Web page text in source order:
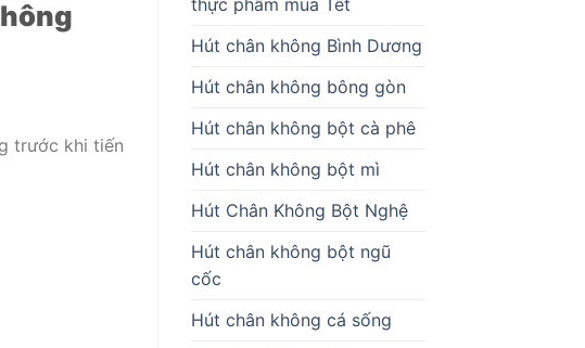
trước khi tiến
Hút chân không Bình Dương
Hút chân không bông gòn
Hút chân không bột cà phê
Hút chân không bột mì
Hút Chân Không Bột Nghệ
Hút chân không bột ngũ
cốc
Hút chân không cá sống